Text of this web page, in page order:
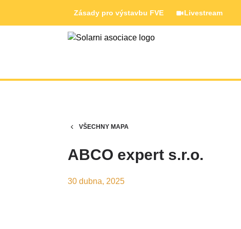
Zásady pro výstavbu FVE Livestream
VŠECHNY MAPA
ABCO expert s.r.o.
30 dubna, 2025